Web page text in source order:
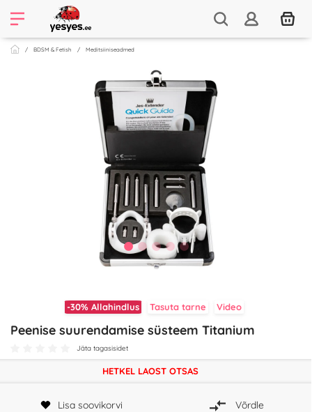
BDSM & Fetish Meditsiiniseadmed
-30% Allahindlus Tasuta tarne Video
Peenise suurendamise süsteem Titanium
Jäta tagasisidet
HETKEL LAOST OTSAS
Lisa soovikorvi Võrdle